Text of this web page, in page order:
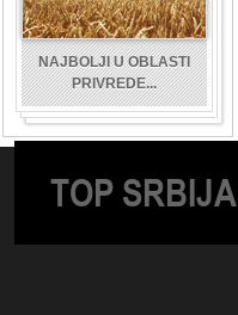
NAJBOLJI U OBLASTI
PRIVREDE...
TOP SRBIJA